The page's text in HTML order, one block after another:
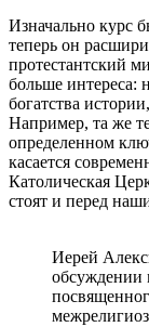
Изначально курс
теперь он
протестантский
больше интереса:
богатства
Например, та же
определенном
касается
Католическая
стоят и перед
Иерей
обсуждении